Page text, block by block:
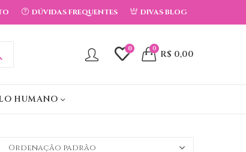
DÚVIDAS FREQUENTES DIVAS BLOG
0 0 R$ 0,00
HUMANO